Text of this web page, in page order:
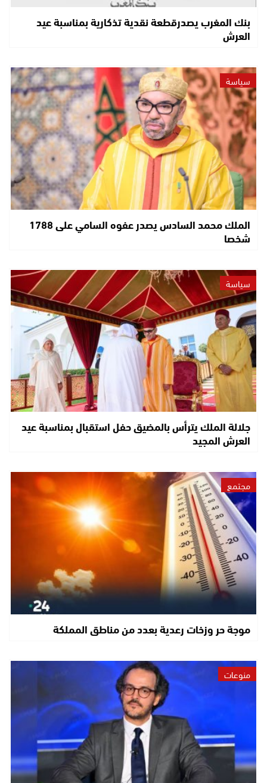
بنك المغرب يصدرقطعة نقدية تذكارية بمناسبة عيد
العرش
سياسة
الملك محمد السادس يصدر عفوه السامي على 1788
شخصا
سياسة
جلالة الملك يترأس بالمضيق حفل استقبال بمناسبة عيد
العرش المجيد
مجتمع
موجة حر وزخات رعدية بعدد من مناطق المملكة
منوعات